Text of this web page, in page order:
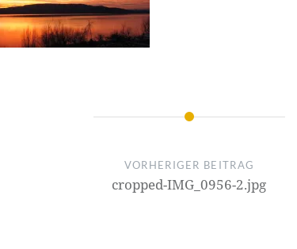
VORHERIGER BEITRAG
cropped-IMG_0956-2.jpg